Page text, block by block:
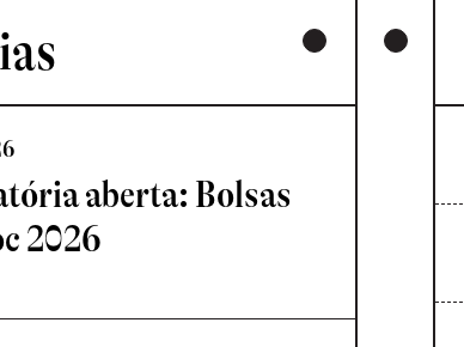
aberta: Bolsas
2026